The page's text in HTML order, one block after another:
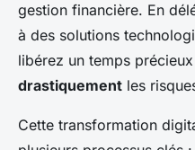
gestion financière. En
à des solutions
libérez un temps
drastiquement les
Cette transformation